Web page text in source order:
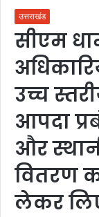
उत्तराखंड
सीएम
उच्च
आपदा
और
वितरण
लेकर